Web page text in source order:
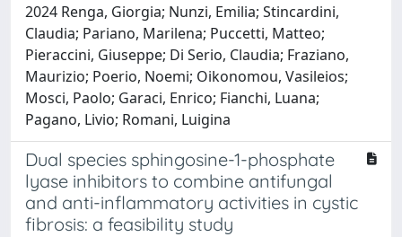
2024 Renga, Giorgia; Nunzi, Emilia; Stincardini,
Claudia; Pariano, Marilena; Puccetti, Matteo;
Pieraccini, Giuseppe; Di Serio, Claudia; Fraziano,
Maurizio; Poerio, Noemi; Oikonomou, Vasileios;
Mosci, Paolo; Garaci, Enrico; Fianchi, Luana;
Pagano, Livio; Romani, Luigina
Dual species sphingosine-1-phosphate
lyase inhibitors to combine antifungal
and anti-inflammatory activities in cystic
fibrosis: a feasibility study